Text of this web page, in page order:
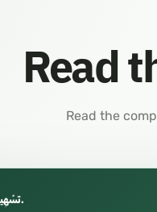
Read
Read the
تَسْهِيلُ الطُّرُقَاتِ. فِي نَظْـمِ الوَرَقَاتِ نَظمُ: شَرَفِ الدِّينِ يَحيَى العَمرِيطِيِّ.